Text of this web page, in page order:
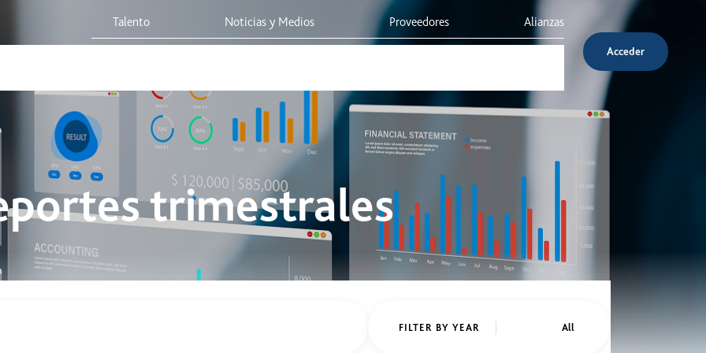
Talento Noticias y Medios Proveedores Alianzas
Acceder
trimestrales
FILTER BY YEAR